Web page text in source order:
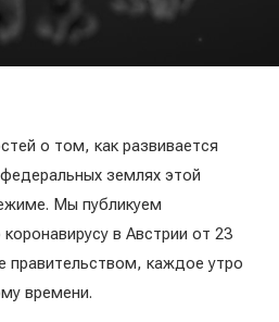
о том, как развивается
землях этой
Мы публикуем
в Австрии от 23
правительством, каждое утро
времени.